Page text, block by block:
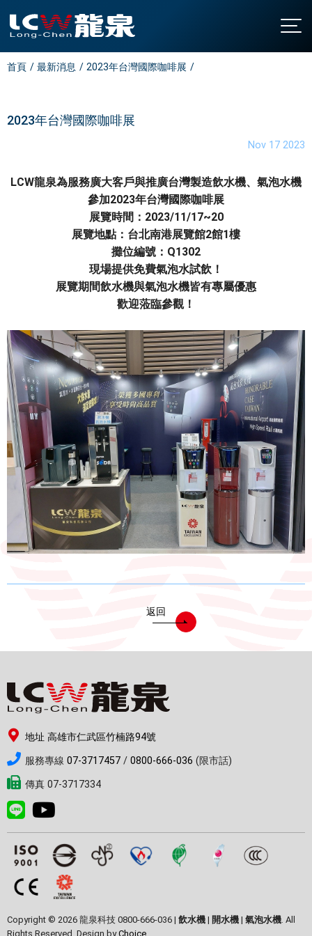
關於龍泉
發展沿革
直立型飲水機
氣泡水機
電能熱水器(鍋爐)
飲水台
濾芯耗材
零配件
共同契約專區
最新消息
常見問題
EN
首頁 最新消息 2023年台灣國際咖啡展
2023年台灣國際咖啡展
Nov 17 2023
LCW龍泉為服務廣大客戶與推廣台灣製造飲水機、氣泡水機
參加2023年台灣國際咖啡展
展覽時間：2023/11/17~20
展覽地點：台北南港展覽館2館1樓
攤位編號：Q1302
現場提供免費氣泡水試飲！
展覽期間飲水機與氣泡水機皆有專屬優惠
歡迎蒞臨參觀！
返回
地址 高雄市仁武區竹楠路94號
服務專線 07-3717457 / 0800-666-036 (限市話)
傳真 07-3717334
Copyright © 2026 龍泉科技 0800-666-036 | 飲水機 | 開水機 | 氣泡水機 . All
Rights Reserved. Design byChoice